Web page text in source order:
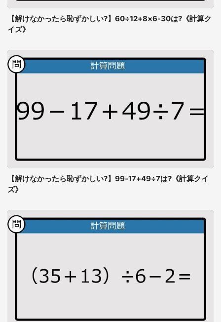
【解けなかったら恥ずかしい?】60÷12+8×6-30は?《計算ク
イズ》
【解けなかったら恥ずかしい?】99-17+49÷7は?《計算クイ
ズ》